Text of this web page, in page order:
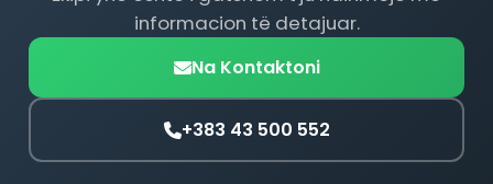
informacion të detajuar.
Na Kontaktoni
+383 43 500 552